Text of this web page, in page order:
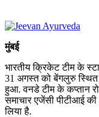
मुंबई
भारतीय क्रिकेट टीम के
31 अगस्त को बेंगलुरु
हुआ. वनडे टीम के कप्तान
समाचार एजेंसी पीटीआई
लिया है.